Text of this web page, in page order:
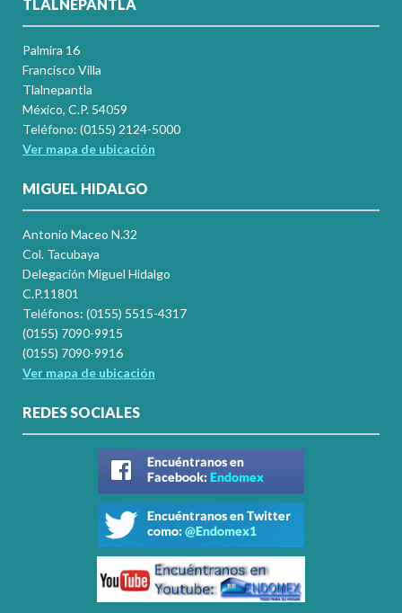
TLALNEPANTLA
Palmira 16
Francisco Villa
Tlalnepantla
México, C.P. 54059
Teléfono: (0155) 2124-5000
Ver mapa de ubicación
MIGUEL HIDALGO
Antonio Maceo N.32
Col. Tacubaya
Delegación Miguel Hidalgo
C.P.11801
Teléfonos: (0155) 5515-4317
(0155) 7090-9915
(0155) 7090-9916
Ver mapa de ubicación
REDES SOCIALES